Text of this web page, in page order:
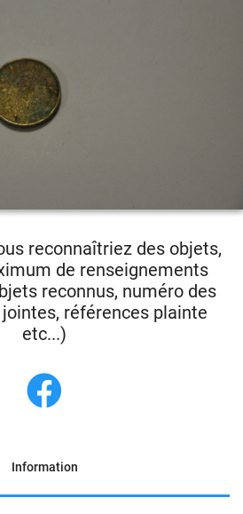
reconnaîtriez des objets,
de renseignements
reconnus, numéro des
références plainte
etc...)
Information